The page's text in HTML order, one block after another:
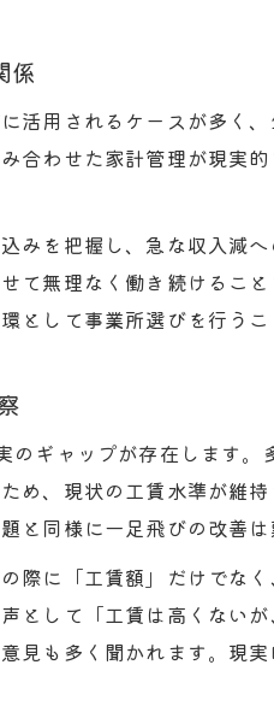
就労継続支援B型
係
活用されるケースが多く
合わせた家計管理が現実
みを把握し、急な収入減
て無理なく働き続けるこ
として事業所選びを行うこ
ギャップが存在します
め、現状の工賃水準が維
と同様に一足飛びの改善は
際に「工賃額」だけでな
として「工賃は高くない
見も多く聞かれます。現